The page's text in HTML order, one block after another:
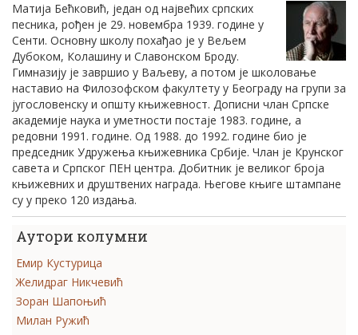
Матија Бећковић, један од највећих српских
песника, рођен је 29. новембра 1939. године у
Сенти. Основну школу похађао је у Вељем
Дубоком, Колашину и Славонском Броду.
Гимназију је завршио у Ваљеву, а потом је школовање
наставио на Филозофском факултету у Београду на групи за
југословенску и општу књижевност. Дописни члан Српске
академије наука и уметности постаје 1983. године, а
редовни 1991. године. Од 1988. до 1992. године био је
председник Удружења књижевника Србије. Члан је Крунског
савета и Српског ПЕН центра. Добитник је великог броја
књижевних и друштвених награда. Његове књиге штампане
су у преко 120 издања.
Аутори колумни
Емир Кустурица
Желидраг Никчевић
Зоран Шапоњић
Милан Ружић